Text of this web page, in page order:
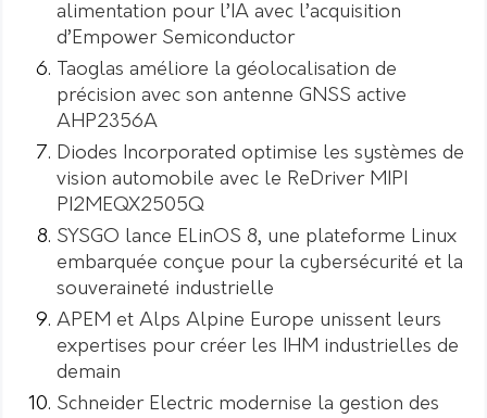
alimentation pour l’IA avec l’acquisition
d’Empower Semiconductor
Taoglas améliore la géolocalisation de
précision avec son antenne GNSS active
AHP2356A
Diodes Incorporated optimise les systèmes de
vision automobile avec le ReDriver MIPI
PI2MEQX2505Q
SYSGO lance ELinOS 8, une plateforme Linux
embarquée conçue pour la cybersécurité et la
souveraineté industrielle
APEM et Alps Alpine Europe unissent leurs
expertises pour créer les IHM industrielles de
demain
Schneider Electric modernise la gestion des